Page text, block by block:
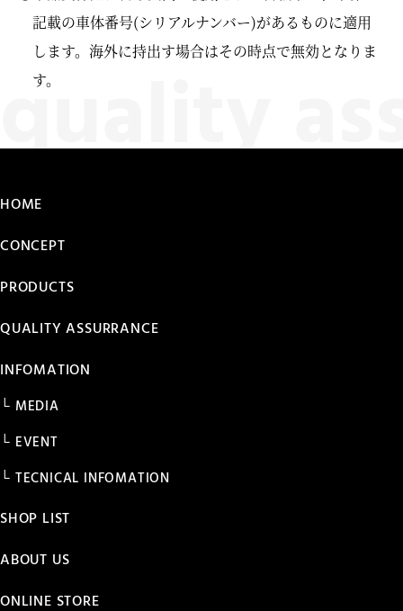
記載の車体番号(シリアルナンバー)があるものに適用
します。海外に持出す場合はその時点で無効となりま
す。
HOME
CONCEPT
PRODUCTS
QUALITY ASSURRANCE
INFOMATION
MEDIA
EVENT
TECNICAL INFOMATION
SHOP LIST
ABOUT US
ONLINE STORE